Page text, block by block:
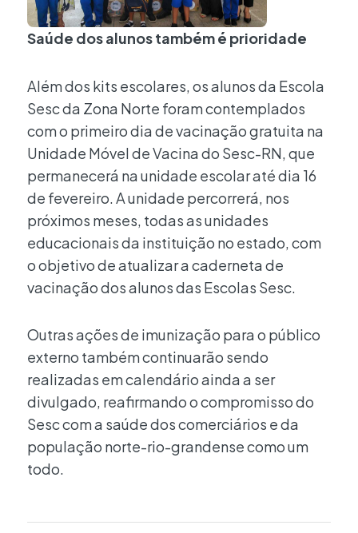
Saúde dos alunos também é prioridade
Além dos kits escolares, os alunos da Escola
Sesc da Zona Norte foram contemplados
com o primeiro dia de vacinação gratuita na
Unidade Móvel de Vacina do Sesc-RN, que
permanecerá na unidade escolar até dia 16
de fevereiro. A unidade percorrerá, nos
próximos meses, todas as unidades
educacionais da instituição no estado, com
o objetivo de atualizar a caderneta de
vacinação dos alunos das Escolas Sesc.
Outras ações de imunização para o público
externo também continuarão sendo
realizadas em calendário ainda a ser
divulgado, reafirmando o compromisso do
Sesc com a saúde dos comerciários e da
população norte-rio-grandense como um
todo.